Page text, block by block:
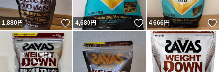
1,880円 いいね！
4,680円 いいね！
4,666円